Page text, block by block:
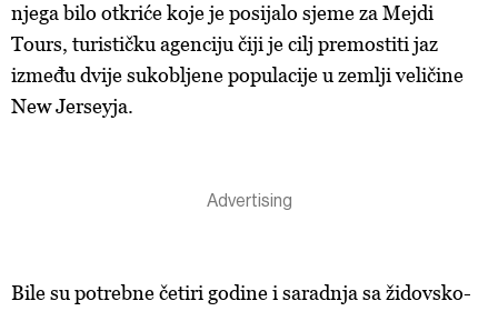
njega bilo otkriće koje je posijalo sjeme za Mejdi
Tours, turističku agenciju čiji je cilj premostiti jaz
između dvije sukobljene populacije u zemlji veličine
New Jerseyja.
Bile su potrebne četiri godine i saradnja sa židovsko-